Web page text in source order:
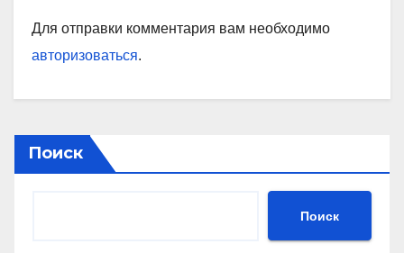
Для отправки комментария вам необходимо
авторизоваться.
Поиск
Поиск